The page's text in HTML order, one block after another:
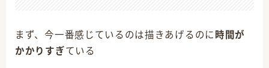
まず、今一番感じているのは描きあげるのに 時間が
かかりすぎている